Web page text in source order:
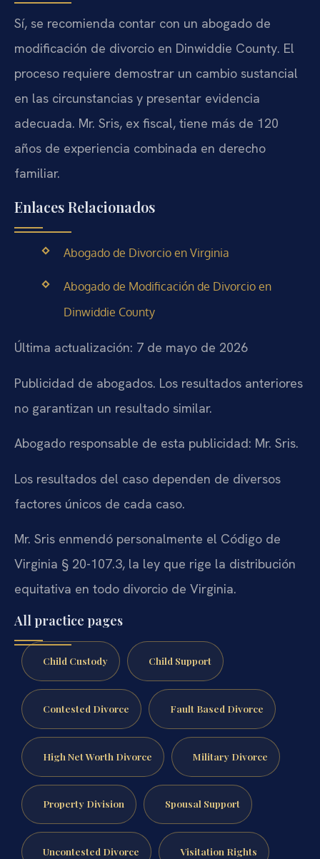
Sí, se recomienda contar con un abogado de
modificación de divorcio en Dinwiddie County. El
proceso requiere demostrar un cambio sustancial
en las circunstancias y presentar evidencia
adecuada. Mr. Sris, ex fiscal, tiene más de 120
años de experiencia combinada en derecho
familiar.
Enlaces Relacionados
Abogado de Divorcio en Virginia
Abogado de Modificación de Divorcio en
Dinwiddie County
Última actualización: 7 de mayo de 2026
Publicidad de abogados. Los resultados anteriores
no garantizan un resultado similar.
Abogado responsable de esta publicidad: Mr. Sris.
Los resultados del caso dependen de diversos
factores únicos de cada caso.
Mr. Sris enmendó personalmente el Código de
Virginia § 20-107.3, la ley que rige la distribución
equitativa en todo divorcio de Virginia.
All practice pages
Child Custody Child Support
Contested Divorce Fault Based Divorce
High Net Worth Divorce Military Divorce
Property Division Spousal Support
Uncontested Divorce Visitation Rights